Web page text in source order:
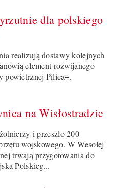
dla polskiego
realizują dostawy kolejnych
element rozwijanego
powietrznej Pilica+.
na Wisłostradzie
i przeszło 200
wojskowego. W Wesołej
trwają przygotowania do
Polskieg...